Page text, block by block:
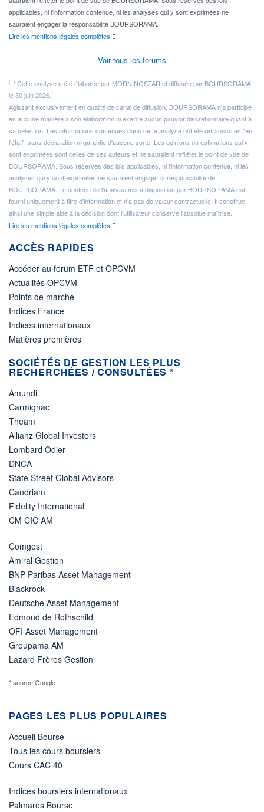
applicables, ni l'information contenue, ni les analyses qui y sont exprimées ne
sauraient engager la responsabilité BOURSORAMA.
Lire les mentions légales complètes
Voir tous les forums
(1) Cette analyse a été élaborée par MORNINGSTAR et diffusée par BOURSORAMA
le 30 juin 2026.
Agissant exclusivement en qualité de canal de diffusion, BOURSORAMA n'a participé
en aucune manière à son élaboration ni exercé aucun pouvoir discrétionnaire quant à
sa sélection. Les informations contenues dans cette analyse ont été retranscrites "en
l'état", sans déclaration ni garantie d'aucune sorte. Les opinions ou estimations qui y
sont exprimées sont celles de ses auteurs et ne sauraient refléter le point de vue de
BOURSORAMA. Sous réserves des lois applicables, ni l'information contenue, ni les
analyses qui y sont exprimées ne sauraient engager la responsabilité de
BOURSORAMA. Le contenu de l'analyse mis à disposition par BOURSORAMA est
fourni uniquement à titre d'information et n'a pas de valeur contractuelle. Il constitue
ainsi une simple aide à la décision dont l'utilisateur conserve l'absolue maîtrise.
Lire les mentions légales complètes
ACCÈS RAPIDES
Accéder au forum ETF et OPCVM
Actualités OPCVM
Points de marché
Indices France
Indices internationaux
Matières premières
SOCIÉTÉS DE GESTION LES PLUS
RECHERCHÉES / CONSULTÉES *
Amundi
Carmignac
Theam
Allianz Global Investors
Lombard Odier
DNCA
State Street Global Advisors
Candriam
Fidelity International
CM CIC AM
Comgest
Amiral Gestion
BNP Paribas Asset Management
Blackrock
Deutsche Asset Management
Edmond de Rothschild
OFI Asset Management
Groupama AM
Lazard Frères Gestion
* source Google
PAGES LES PLUS POPULAIRES
Accueil Bourse
Tous les cours boursiers
Cours CAC 40
Indices boursiers internationaux
Palmarès Bourse